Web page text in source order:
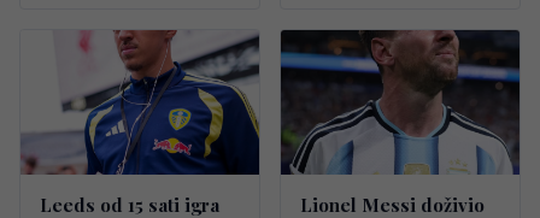
Leeds od 15 sati igra
Lionel Messi doživio